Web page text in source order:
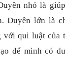
nhỏ là
Duyên lớn là
với qui luật của
để mình có